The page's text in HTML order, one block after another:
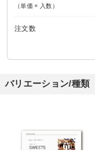
（単価 × 入数）
注文数
バリエーション/種類